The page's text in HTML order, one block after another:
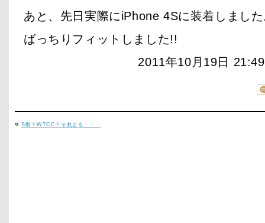
あと、先日実際にiPhone 4Sに装着しまし
ばっちりフィットしました!!
2011年10月19日
«S耐？WTCC？それとも・・・